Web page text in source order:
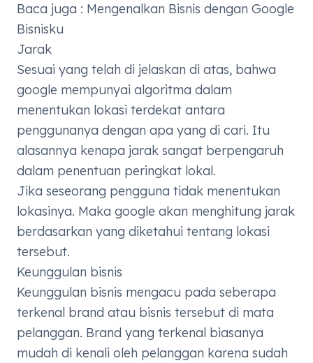
Baca juga : Mengenalkan Bisnis dengan Google
Bisnisku
Jarak
Sesuai yang telah di jelaskan di atas, bahwa
google mempunyai algoritma dalam
menentukan lokasi terdekat antara
penggunanya dengan apa yang di cari. Itu
alasannya kenapa jarak sangat berpengaruh
dalam penentuan peringkat lokal.
Jika seseorang pengguna tidak menentukan
lokasinya. Maka google akan menghitung jarak
berdasarkan yang diketahui tentang lokasi
tersebut.
Keunggulan bisnis
Keunggulan bisnis mengacu pada seberapa
terkenal brand atau bisnis tersebut di mata
pelanggan. Brand yang terkenal biasanya
mudah di kenali oleh pelanggan karena sudah